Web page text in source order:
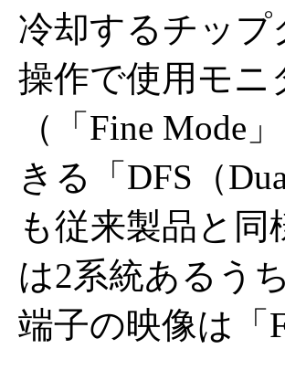
冷却するチップ
操作で使用モニ
（「Fine Mode
きる「DFS（
も従来製品と
は2系統あるう
端子の映像は「